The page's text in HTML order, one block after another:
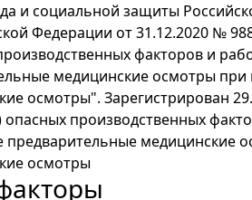
и социальной защиты
Федерации от 31.12.2020 №
факторов и
медицинские осмотры при
осмотры". Зарегистрирован
производственных
предварительные медицинские
осмотры